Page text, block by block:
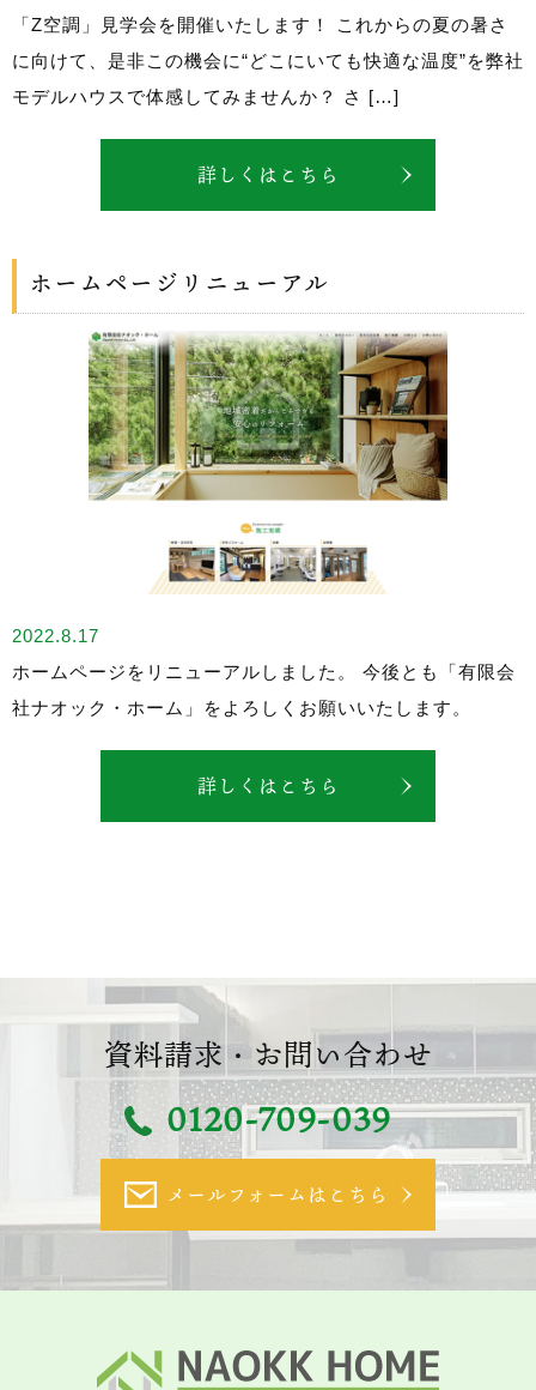
「Z空調」見学会を開催いたします！ これからの夏の暑さ
に向けて、是非この機会に“どこにいても快適な温度”を弊社
モデルハウスで体感してみませんか？ さ […]
詳しくはこちら
ホームページリニューアル
2022.8.17
ホームページをリニューアルしました。 今後とも「有限会
社ナオック・ホーム」をよろしくお願いいたします。
詳しくはこちら
資料請求・お問い合わせ
0120-709-039
メールフォームはこちら